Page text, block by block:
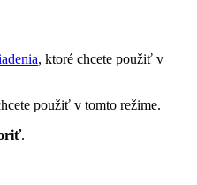
, ktoré chcete použiť v
použiť v tomto režime.
.